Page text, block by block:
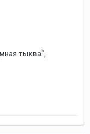
тыква",